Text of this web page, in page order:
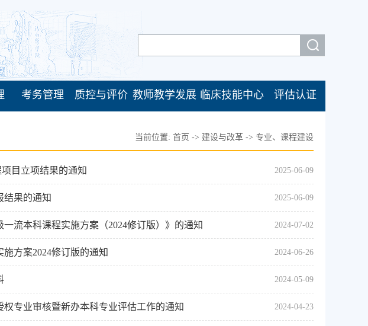
考务管理 质控与评价 教师教学发展 临床技能中心 评估认证
当前位置: 首页 -> 建设与改革 -> 专业、课程建设
目立项结果的通知 2025-06-09
结果的通知 2025-06-09
流本科课程实施方案（2024修订版）》的通知 2024-07-02
方案2024修订版的通知 2024-06-26
2024-05-09
专业审核暨新办本科专业评估工作的通知 2024-04-23